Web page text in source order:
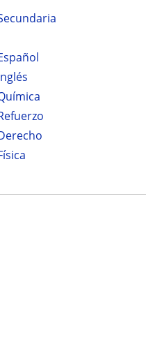
secundaria
Español
Inglés
Química
Refuerzo
Derecho
Física